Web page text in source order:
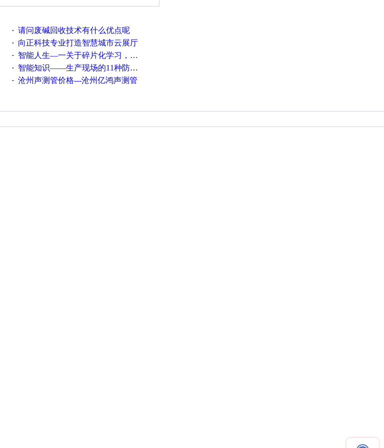
· 请问废碱回收技术有什么优点呢
· 向正科技专业打造智慧城市云展厅
· 智能人生—一关于碎片化学习，看这一篇就够了！
· 智能知识——生产现场的11种防错！(1)
· 沧州声测管价格---沧州亿鸿声测管​